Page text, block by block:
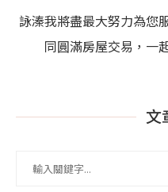
詠溱我將盡最大努力為您
同圓滿房屋交易，一
文